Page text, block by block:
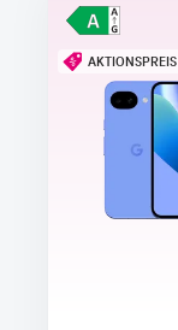
AKTIONSPREIS